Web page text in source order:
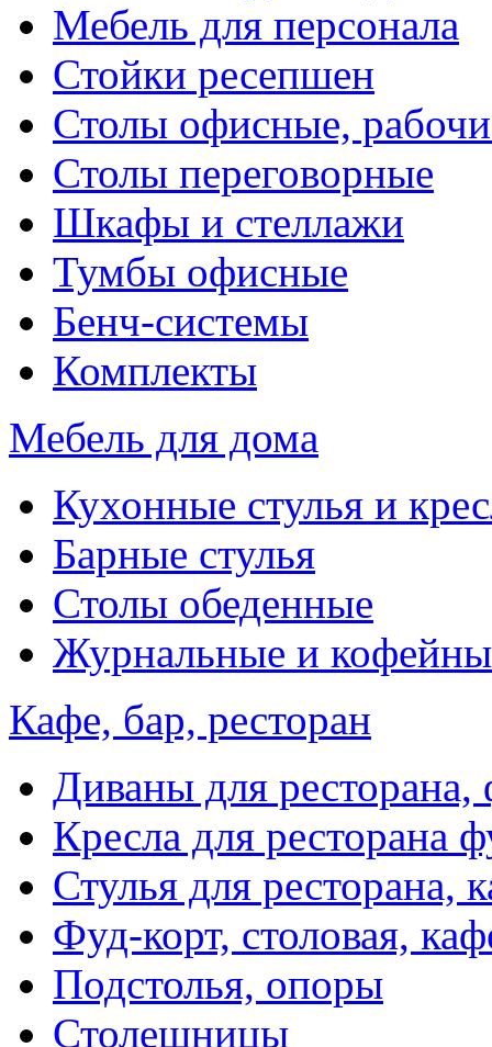
Мебель для персонала
Стойки ресепшен
Столы офисные,
Столы переговорные
Шкафы и стеллажи
Тумбы офисные
Бенч-системы
Комплекты
Мебель для дома
Кухонные стулья и
Барные стулья
Столы обеденные
Журнальные и
Кафе, бар, ресторан
Диваны для ресторана,
Кресла для ресторана
Стулья для ресторана,
Фуд-корт, столовая,
Подстолья, опоры
Столешницы